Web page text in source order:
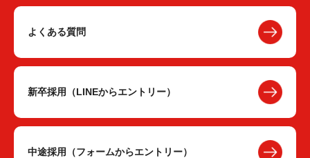
よくある質問
新卒採用（LINEからエントリー）
中途採用（フォームからエントリー）